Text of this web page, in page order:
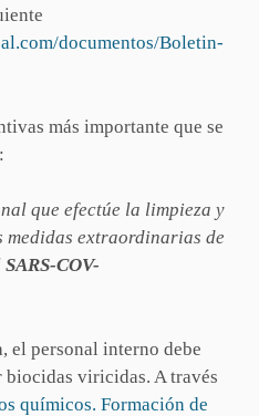
documentos/Boletin-
más importante que se
que efectúe la limpieza y
medidas extraordinarias de
SARS-COV-
el personal interno debe
viricidas. A través
químicos. Formación de